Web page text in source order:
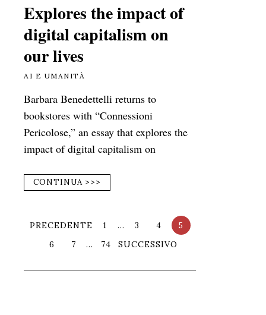
Explores the impact of
digital capitalism on
our lives
AI E UMANITÀ
Barbara Benedettelli returns to
bookstores with “Connessioni
Pericolose,” an essay that explores the
impact of digital capitalism on
CONTINUA >>>
PRECEDENTE 1 … 3 4
5
6
7 … 74 SUCCESSIVO